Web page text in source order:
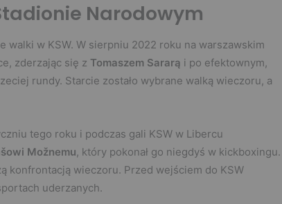
Narodowym
walki w KSW. W sierpniu 2022 roku na warszawskim
zderzając się z Tomaszem Sararą i po efektownym,
rundy. Starcie zostało wybrane walką wieczoru, a
tego roku i podczas gali KSW w Libercu
Možnemu, który pokonał go niegdyś w kickboxingu.
konfrontacją wieczoru. Przed wejściem do KSW
uderzanych.